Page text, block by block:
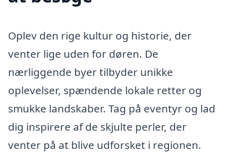
Oplev den rige kultur og historie, der
venter lige uden for døren. De
nærliggende byer tilbyder unikke
oplevelser, spændende lokale retter og
smukke landskaber. Tag på eventyr og lad
dig inspirere af de skjulte perler, der
venter på at blive udforsket i regionen.